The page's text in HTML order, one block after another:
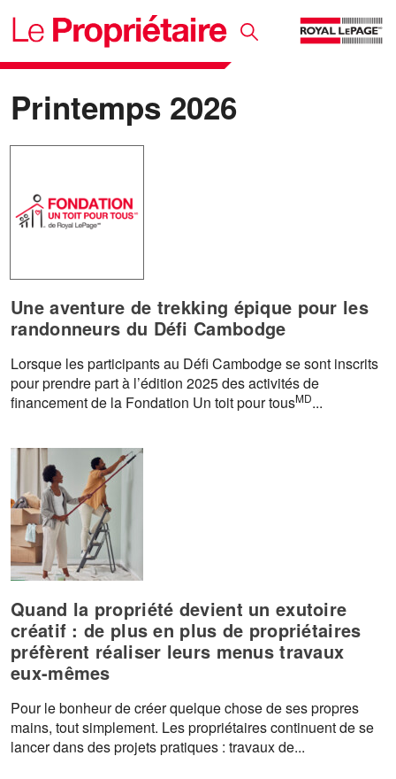
Printemps 2026
Une aventure de trekking épique pour les
randonneurs du Défi Cambodge
Lorsque les participants au Défi Cambodge se sont inscrits
pour prendre part à l’édition 2025 des activités de
financement de la Fondation Un toit pour tousMD...
Quand la propriété devient un exutoire
créatif : de plus en plus de propriétaires
préfèrent réaliser leurs menus travaux
eux-mêmes
Pour le bonheur de créer quelque chose de ses propres
mains, tout simplement. Les propriétaires continuent de se
lancer dans des projets pratiques : travaux de...